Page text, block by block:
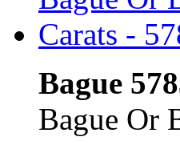
Bague
Bague Or